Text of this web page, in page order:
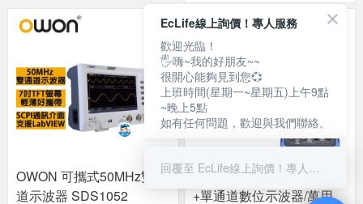
OWON 可攜式50MHz雙通
道示波器 SDS1052
OWON 手持式70MHz 雙
+單通道數位示波器/萬用
EcLife線上詢價！專人服務
歡迎光臨！
🖐嗨~我的好朋友~~
很開心能夠見到您💞
上班時間(星期一~星期五)上午9點
~晚上5點
如有任何問題，歡迎與我們聯絡。
回覆至 EcLife線上詢價！專人服務